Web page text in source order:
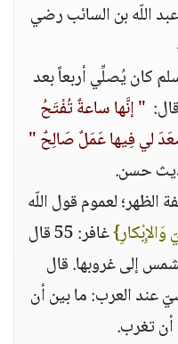
اللّه بن السائب رضي
كان يُصلِّي أربعاً بعد
" ‏إنَّها ساعةٌ تُفْتَحُ
لي فِيها عَمَلٌ صَالِحٌ‏ "
حسن‏.‏
لعموم قول اللّه
‏ غافر‏:‏ 55 قال
إلى غروبها‏.‏ قال
عند العرب‏:‏ ما بين أن
تغرب‏.‏